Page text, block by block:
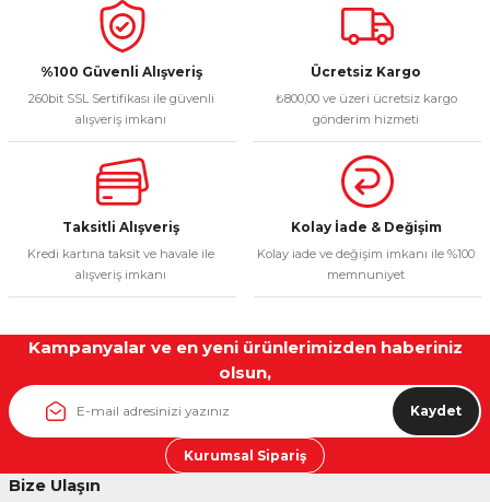
Ürün açıklamasında eksik bilgiler bulunuyor.
Ürün bilgilerinde hatalar bulunuyor.
Ürün fiyatı diğer sitelerden daha pahalı.
Bu ürüne benzer farklı alternatifler olmalı.
%100 Güvenli Alışveriş
260bit SSL Sertifikası ile güvenli
alışveriş imkanı
Ücretsiz Kargo
₺800,00 ve üzeri ücretsiz kargo
gönderim hizmeti
Taksitli Alışveriş
Kredi kartına taksit ve havale ile
alışveriş imkanı
Kolay İade & Değişim
Kolay iade ve değişim imkanı ile %100
memnuniyet
Kampanyalar ve en yeni ürünlerimizden haberiniz
olsun,
Kaydet
Kurumsal Sipariş
Bize Ulaşın